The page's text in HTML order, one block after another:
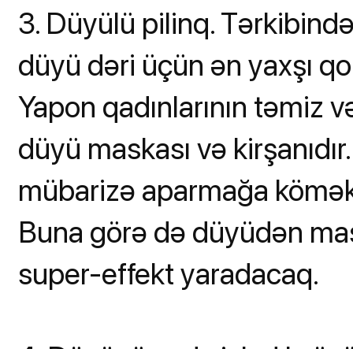
3. Düyülü pilinq.
düyü dəri üçün ən yaxşı
Yapon qadınlarının təmiz
düyü maskası və
mübarizə aparmağa
Buna görə də düyüdən
super-effekt yaradacaq.